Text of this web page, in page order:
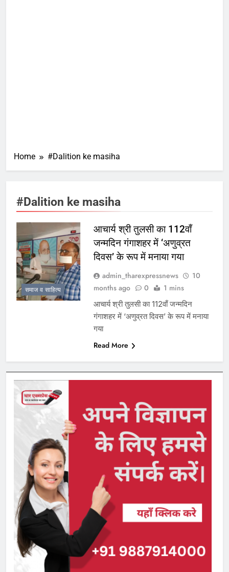
Home #Dalition ke masiha
#Dalition ke masiha
समाज व साहित्य
आचार्य श्री तुलसी का 112वाँ
जन्मदिन गंगाशहर में ‘अणुव्रत
दिवस’ के रूप में मनाया गया
admin_tharexpressnews
10
months ago
0 1 mins
आचार्य श्री तुलसी का 112वाँ जन्मदिन
गंगाशहर में ‘अणुव्रत दिवस’ के रूप में मनाया
गया
Read More